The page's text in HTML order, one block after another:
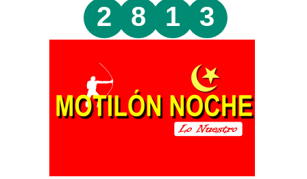
2 8 1 3